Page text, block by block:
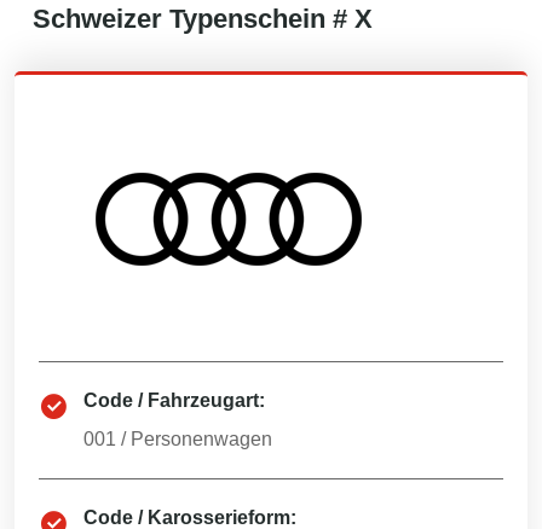
Schweizer Typenschein # X
Code / Fahrzeugart:
001 / Personenwagen
Code / Karosserieform: